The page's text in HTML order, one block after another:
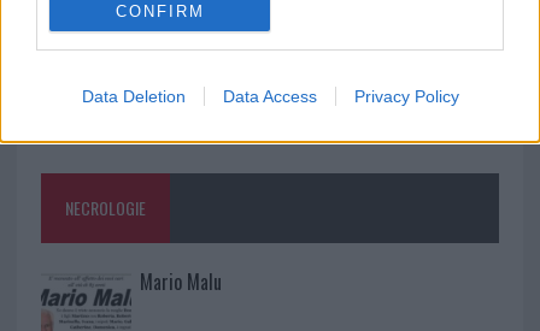
CONFIRM
Data Deletion Data Access Privacy Policy
NECROLOGIE
Mario Malu